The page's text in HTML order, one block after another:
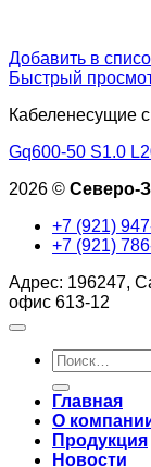
Добавить в
Быстрый
Кабеленесущие
Gq600-50 S1.0
2026 © Северо-
+7 (921)
+7 (921)
Адрес: 196247,
офис 613-12
Искать:
Главная
О
Продукция
Новости